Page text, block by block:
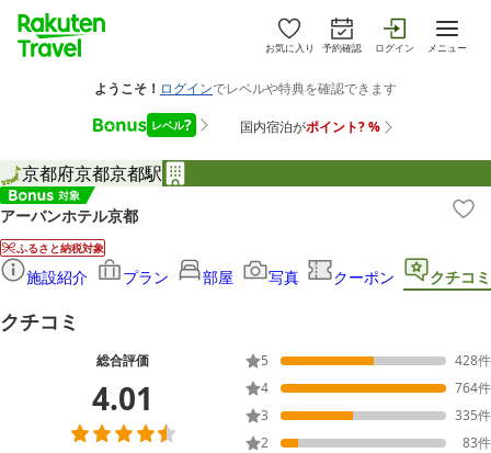
お気に入り 予約確認 ログイン メニュー
京都府京都京都駅
アーバンホテル京都
ふるさと納税対象
施設紹介 プラン 部屋 写真 クーポン クチコミ
クチコミ
総合評価
4.01
5 428件
4
764件
3
335件
2
83件